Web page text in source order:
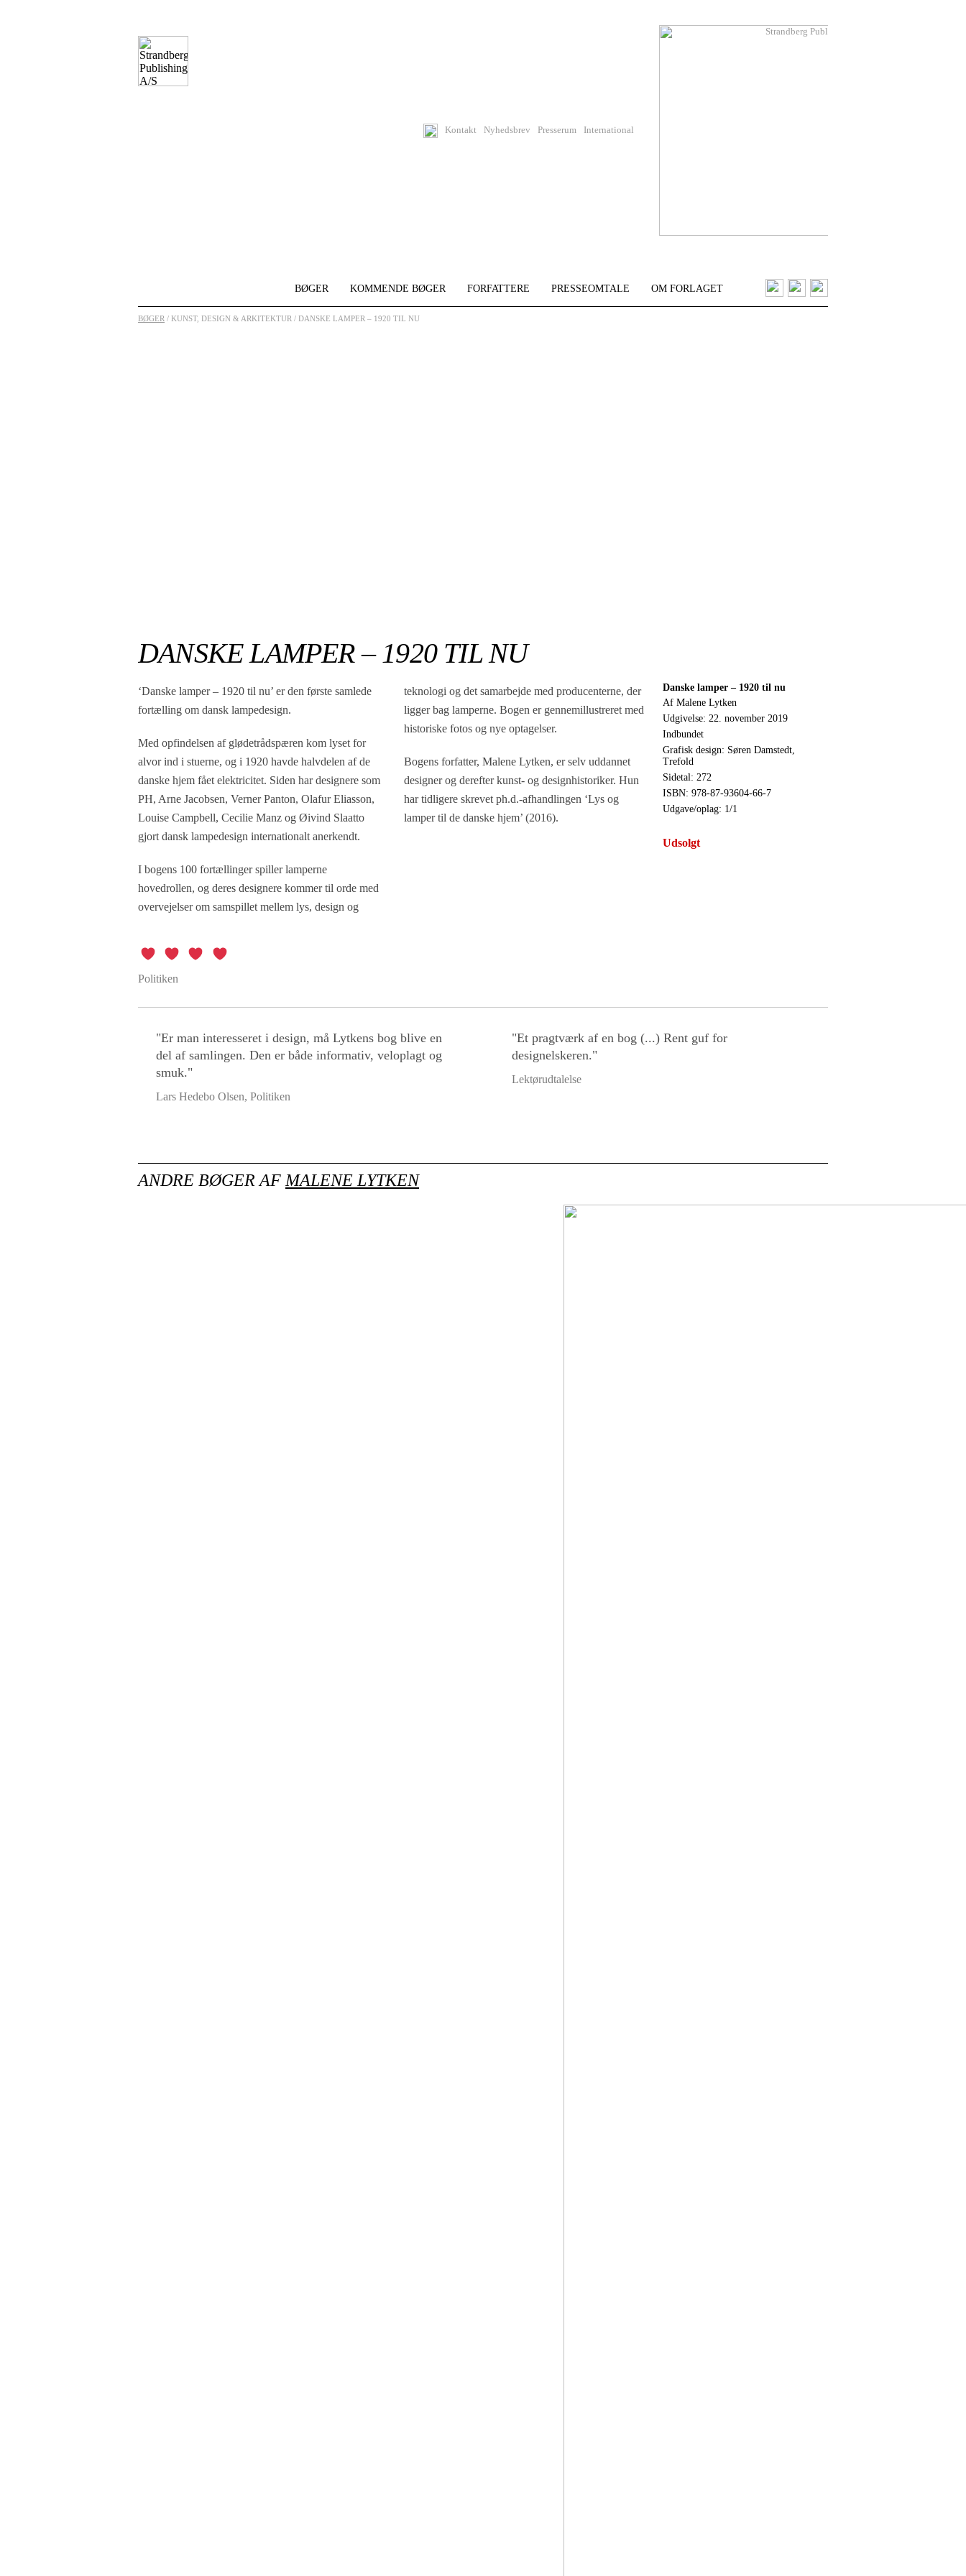
Kontakt Nyhedsbrev Presserum International
BØGER KOMMENDE BØGER FORFATTERE PRESSEOMTALE OM FORLAGET
BØGER / KUNST, DESIGN & ARKITEKTUR / DANSKE LAMPER – 1920 TIL NU
DANSKE LAMPER – 1920 TIL NU
‘Danske lamper – 1920 til nu’ er den første samlede
fortælling om dansk lampedesign.
Med opfindelsen af glødetrådspæren kom lyset for
alvor ind i stuerne, og i 1920 havde halvdelen af de
danske hjem fået elektricitet. Siden har designere som
PH, Arne Jacobsen, Verner Panton, Olafur Eliasson,
Louise Campbell, Cecilie Manz og Øivind Slaatto
gjort dansk lampedesign internationalt anerkendt.
I bogens 100 fortællinger spiller lamperne
hovedrollen, og deres designere kommer til orde med
overvejelser om samspillet mellem lys, design og
teknologi og det samarbejde med producenterne, der
ligger bag lamperne. Bogen er gennemillustreret med
historiske fotos og nye optagelser.
Bogens forfatter, Malene Lytken, er selv uddannet
designer og derefter kunst- og designhistoriker. Hun
har tidligere skrevet ph.d.-afhandlingen ‘Lys og
lamper til de danske hjem’ (2016).
Danske lamper – 1920 til nu
Af Malene Lytken
Udgivelse: 22. november 2019
Indbundet
Grafisk design: Søren Damstedt,
Trefold
Sidetal: 272
ISBN: 978-87-93604-66-7
Udgave/oplag: 1/1
Udsolgt
Politiken
"Er man interesseret i design, må Lytkens bog blive en
del af samlingen. Den er både informativ, veloplagt og
smuk."
Lars Hedebo Olsen, Politiken
"Et pragtværk af en bog (...) Rent guf for
designelskeren."
Lektørudtalelse
ANDRE BØGER AF MALENE LYTKEN